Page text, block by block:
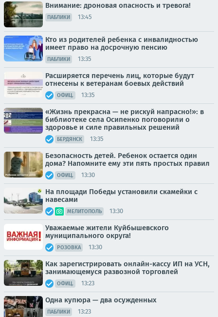
Внимание: дроновая опасность и тревога!
ПАБЛИКИ 13:45
Кто из родителей ребенка с инвалидностью
имеет право на досрочную пенсию
ПАБЛИКИ 13:35
Расширяется перечень лиц, которые будут
отнесены к ветеранам боевых действий
ОФИЦ. 13:35
«Жизнь прекрасна — не рискуй напрасно!»: в
библиотеке села Осипенко поговорили о
здоровье и силе правильных решений
БЕРДЯНСК 13:35
Безопасность детей. Ребенок остается один
дома? Напомните ему эти пять простых правил
ОФИЦ. 13:30
На площади Победы установили скамейки с
навесами
МЕЛИТОПОЛЬ 13:30
Уважаемые жители Куйбышевского
муниципального округа!
РОЗОВКА 13:30
Как зарегистрировать онлайн-кассу ИП на УСН,
занимающемуся развозной торговлей
ОФИЦ. 13:23
Одна купюра — два осужденных
ПАБЛИКИ 13:23